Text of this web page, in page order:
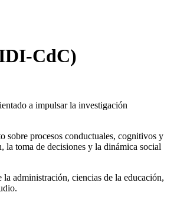
CdC)
a impulsar la investigación
sobre procesos conductuales, cognitivos y
la toma de decisiones y la dinámica social
administración, ciencias de la educación,